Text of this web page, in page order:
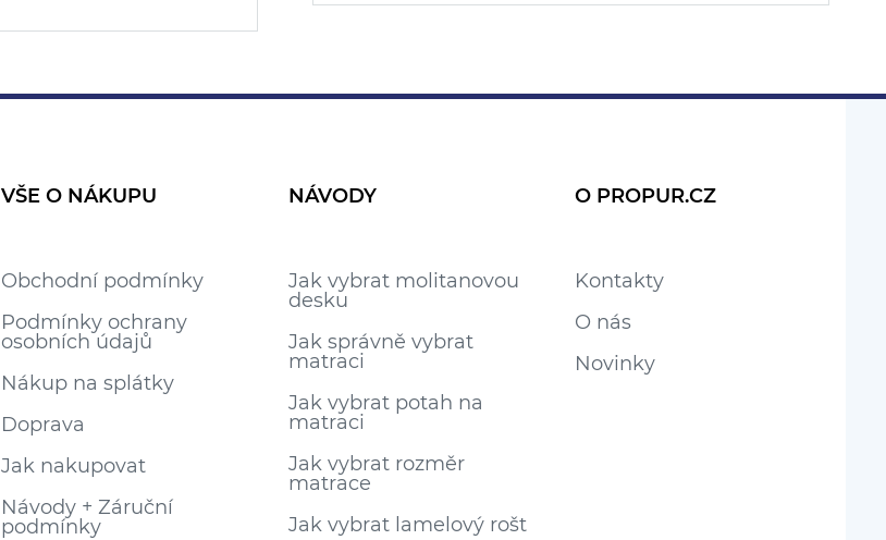
VŠE O NÁKUPU
Obchodní podmínky
Podmínky ochrany
osobních údajů
Nákup na splátky
Doprava
Jak nakupovat
Návody + Záruční
podmínky
NÁVODY
Jak vybrat molitanovou
desku
Jak správně vybrat
matraci
Jak vybrat potah na
matraci
Jak vybrat rozměr
matrace
Jak vybrat lamelový rošt
O PROPUR.CZ
Kontakty
O nás
Novinky